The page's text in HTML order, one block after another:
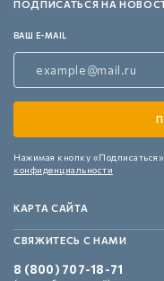
ПОДПИСАТЬСЯ НА
ВАШ E-MAIL
Нажимая кнопку «Подписаться»,
конфиденциальности
КАРТА САЙТА
СВЯЖИТЕСЬ С НАМИ
8 (800) 707-18-71